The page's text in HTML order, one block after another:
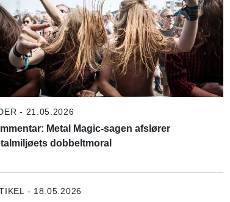
- 21.05.2026
Metal Magic-sagen afslører
dobbeltmoral
- 18.05.2026